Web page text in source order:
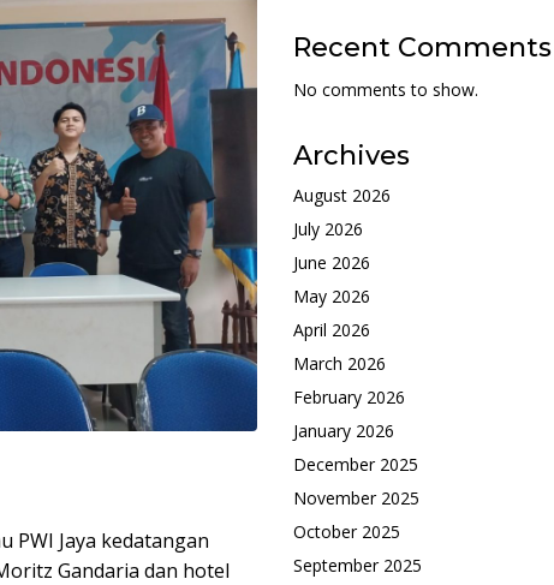
PWI Jaya kedatangan
Gandaria dan hotel
Recent Comments
No comments to show.
Archives
August 2026
July 2026
June 2026
May 2026
April 2026
March 2026
February 2026
January 2026
December 2025
November 2025
October 2025
September 2025